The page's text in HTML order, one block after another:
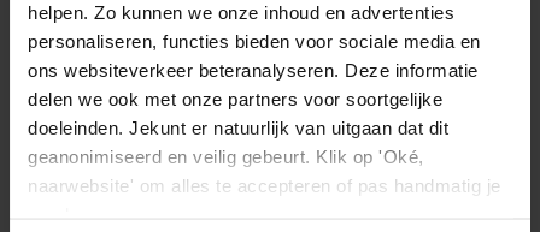
helpen. Zo kunnen we onze inhoud en advertenties
personaliseren, functies bieden voor sociale media en
ons websiteverkeer beteranalyseren. Deze informatie
delen we ook met onze partners voor soortgelijke
doeleinden. Jekunt er natuurlijk van uitgaan dat dit
geanonimiseerd en veilig gebeurt. Klik op 'Oké,
naarwebsite' om alles te accepteren of pas handmatig je
Bumpers in carrosseriekleur
Centrale deurvergrendeling
Centrale deurvergrendeling met afstandsbediening
Mazda 3
2.0 SkyActiv-G 120 TS+ // NAVI // PDC // ADAPTIVE CRUISE // BLIND
SPOT MONITOR //
2019 40.536 km Handgeschakeld Benzine
€ 17.945